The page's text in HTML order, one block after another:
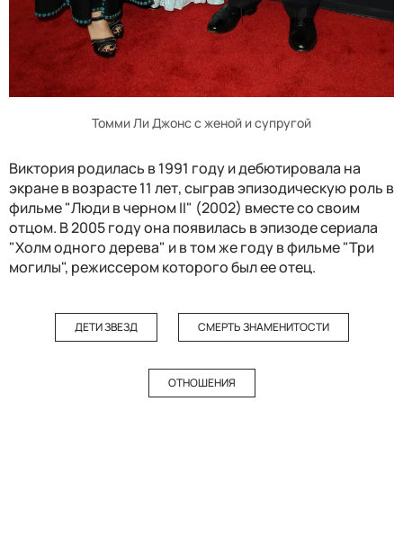
Томми Ли Джонс с женой и супругой
Виктория родилась в 1991 году и дебютировала на
экране в возрасте 11 лет, сыграв эпизодическую роль в
фильме "Люди в черном II" (2002) вместе со своим
отцом. В 2005 году она появилась в эпизоде сериала
"Холм одного дерева" и в том же году в фильме "Три
могилы", режиссером которого был ее отец.
ДЕТИ ЗВЕЗД СМЕРТЬ ЗНАМЕНИТОСТИ
ОТНОШЕНИЯ